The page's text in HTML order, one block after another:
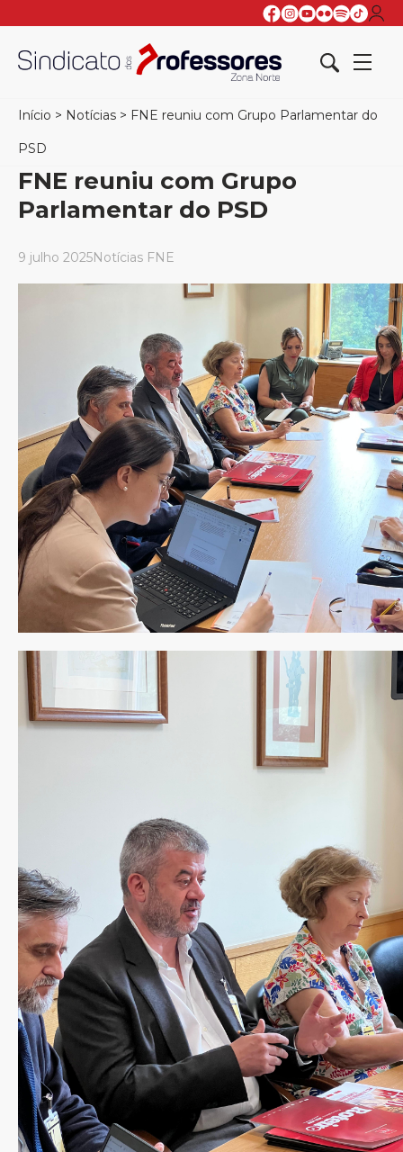
Início > Notícias > FNE reuniu com Grupo Parlamentar do
PSD
FNE reuniu com Grupo
Parlamentar do PSD
9 julho 2025Notícias FNE